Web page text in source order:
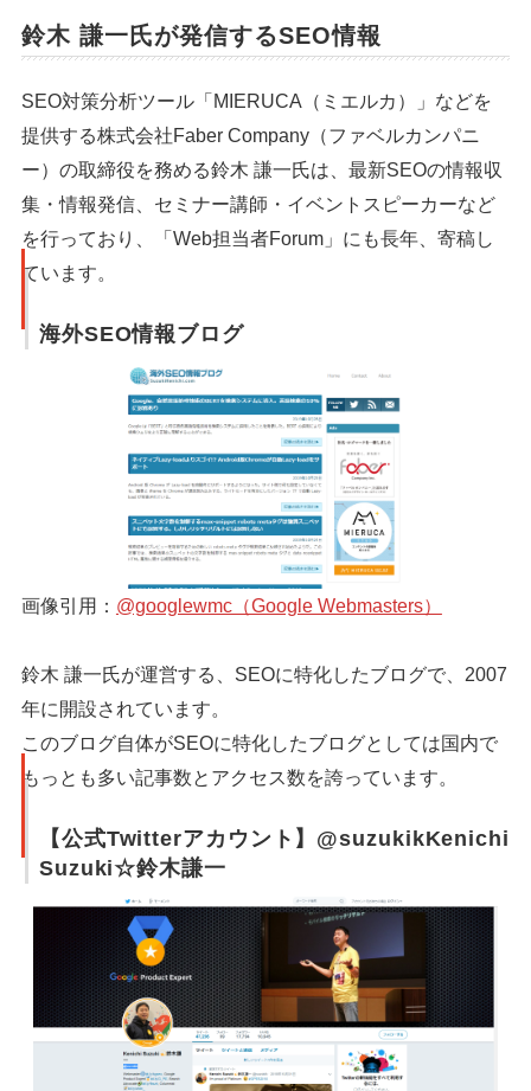
鈴木 謙一氏が発信するSEO情報
SEO対策分析ツール「MIERUCA（ミエルカ）」などを
提供する株式会社Faber Company（ファベルカンパニ
ー）の取締役を務める鈴木 謙一氏は、最新SEOの情報収
集・情報発信、セミナー講師・イベントスピーカーなど
を行っており、「Web担当者Forum」にも長年、寄稿し
ています。
海外SEO情報ブログ
画像引用： @googlewmc（Google Webmasters）
鈴木 謙一氏が運営する、SEOに特化したブログで、2007
年に開設されています。
このブログ自体がSEOに特化したブログとしては国内で
もっとも多い記事数とアクセス数を誇っています。
【公式Twitterアカウント】@suzukikKenichi
Suzuki☆鈴木謙一
シェア 投稿